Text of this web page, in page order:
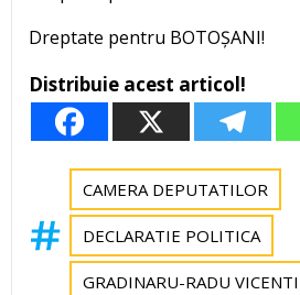
Dreptate pentru BOTOȘANI!
Distribuie acest articol!
CAMERA DEPUTATILOR
DECLARATIE POLITICA
GRADINARU-RADU